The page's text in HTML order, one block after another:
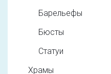
Барельефы
Бюсты
Статуи
Храмы